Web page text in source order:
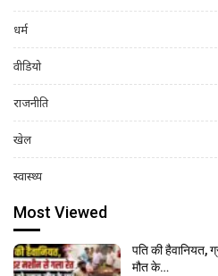
धर्म
वीडियो
राजनीति
खेल
स्वास्थ्य
Most Viewed
पति की हैवानियत,
मौत के…